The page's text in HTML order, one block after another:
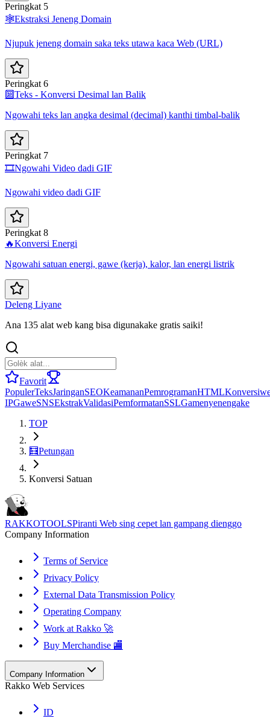
Peringkat 5
🕸️Ekstraksi Jeneng Domain
Njupuk jeneng domain saka teks utawa kaca Web (URL)
Peringkat 6
🔟Teks - Konversi Desimal lan Balik
Ngowahi teks lan angka desimal (decimal) kanthi timbal-balik
Peringkat 7
🎞️Ngowahi Video dadi GIF
Ngowahi video dadi GIF
Peringkat 8
🔥Konversi Energi
Ngowahi satuan energi, gawe (kerja), kalor, lan energi listrik
Deleng Liyane
Ana 135 alat web kang bisa digunakake gratis saiki!
Favorit
PopulerTeksJaringanSEOKeamananPemrogramanHTMLKonversi
IPGaweSNSEkstrakValidasiPemformatanSSLGamenyenengake
TOP
🧮Petungan
Konversi Satuan
RAKKOTOOLSPiranti Web sing cepet lan gampang dienggo
Company Information
Terms of Service
Privacy Policy
External Data Transmission Policy
Operating Company
Work at Rakko 🚀
Buy Merchandise 🏬
Company Information
Rakko Web Services
ID